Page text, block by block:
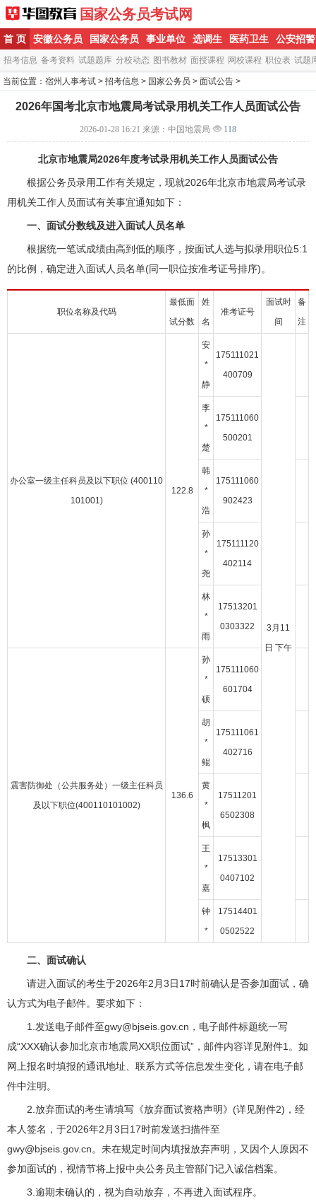
国家公务员考试网
首 页 安徽公务员 国家公务员 事业单位 选调生 医药卫生 公安招警
招考信息 备考资料 试题题库 分校动态 图书教材 面授课程 网校课程 职位表 试题
当前位置：宿州人事考试 >招考信息 > 国家公务员 >面试公告 >
2026年国考北京市地震局考试录用机关工作人员面试公告
2026-01-28 16:21 来源：中国地震局 118
北京市地震局2026年度考试录用机关工作人员面试公告
根据公务员录用工作有关规定，现就2026年北京市地震局考试录
用机关工作人员面试有关事宜通知如下：
一、面试分数线及进入面试人员名单
根据统一笔试成绩由高到低的顺序，按面试人选与拟录用职位5:1
的比例，确定进入面试人员名单(同一职位按准考证号排序)。
职位名称及代码
最低面
试分数
姓
名
准考证号
面试时
间
备
注
办公室一级主任科员及以下职位 (400110
101001)
122.8
安
*
静
175111021
400709
3月11
日 下午
李
*
楚
175111060
500201
韩
*
浩
175111060
902423
孙
*
尧
175111120
402114
林
*
雨
17513201
0303322
震害防御处（公共服务处）一级主任科员
及以下职位(400110101002)
136.6
孙
*
硕
175111060
601704
胡
*
鲲
175111061
402716
黄
*
枫
17511201
6502308
王
*
嘉
17513301
0407102
钟
*
17514401
0502522
二、面试确认
请进入面试的考生于2026年2月3日17时前确认是否参加面试，确
认方式为电子邮件。要求如下：
1.发送电子邮件至gwy@bjseis.gov.cn，电子邮件标题统一写
成“XXX确认参加北京市地震局XX职位面试”，邮件内容详见附件1。如
网上报名时填报的通讯地址、联系方式等信息发生变化，请在电子邮
件中注明。
2.放弃面试的考生请填写《放弃面试资格声明》(详见附件2)，经
本人签名，于2026年2月3日17时前发送扫描件至
gwy@bjseis.gov.cn。未在规定时间内填报放弃声明，又因个人原因不
参加面试的，视情节将上报中央公务员主管部门记入诚信档案。
3.逾期未确认的，视为自动放弃，不再进入面试程序。